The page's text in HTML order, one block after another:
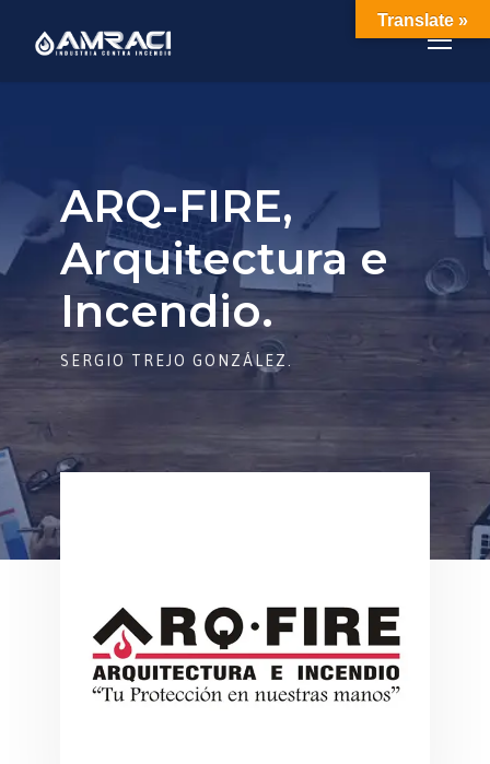
ARQ-FIRE,
Arquitectura e
Incendio.
SERGIO TREJO GONZÁLEZ.
Translate »